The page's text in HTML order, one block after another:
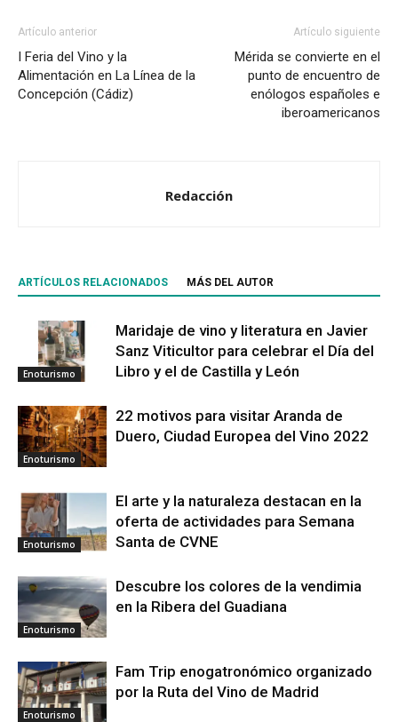
Artículo anterior
I Feria del Vino y la
Alimentación en La Línea de la
Concepción (Cádiz)
Artículo siguiente
Mérida se convierte en el
punto de encuentro de
enólogos españoles e
iberoamericanos
Redacción
ARTÍCULOS RELACIONADOS MÁS DEL AUTOR
Enoturismo
Maridaje de vino y literatura en Javier
Sanz Viticultor para celebrar el Día del
Libro y el de Castilla y León
Enoturismo
22 motivos para visitar Aranda de
Duero, Ciudad Europea del Vino 2022
Enoturismo
El arte y la naturaleza destacan en la
oferta de actividades para Semana
Santa de CVNE
Enoturismo
Descubre los colores de la vendimia
en la Ribera del Guadiana
Enoturismo
Fam Trip enogatronómico organizado
por la Ruta del Vino de Madrid